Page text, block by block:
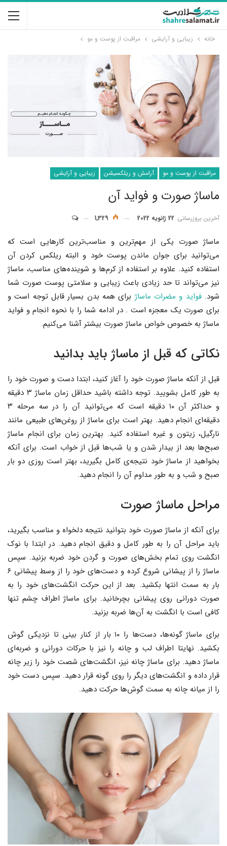
خانه زیبایی و آرایشی مراقبت از پوست و مو
مراقبت از پوست و مو آرامش و ریلکسیشن زیبایی و آرایشی
ماساژ صورت و فواید آن
آخرین بروزرسانی 22 ژانویه 2022 1,329
ماساژ صورت یکی از مهم‌ترین و مناسب‌ترین کارهایی است که
می‌توانید برای جوان ماندن پوست خود و البته ریلکس کردن آن
استفاده کنید. علاوه بر استفاده از کرم‌ها و شوینده‌های مناسب، ماساژ
نیز می‌تواند تا حد زیادی باعث زیبایی و سلامتی پوست صورت شما
شود.فواید و مضرات ماساژ برای همه بدن بسیار قابل توجه است و
برای صورت یک معجزه است . در ادامه شما را با نحوه انجام و فواید
ماساژ به خصوص خواص ماساژ صورت بیشتر آشنا می‌کنیم.
نکاتی که قبل از ماساژ باید بدانید
قبل از آنکه ماساژ صورت خود را آغاز کنید، ابتدا دست و صورت خود را
به طور کامل بشویید. توجه داشته باشید حداقل زمان ماساژ ۳ دقیقه
و حداکثر آن ۱۰ دقیقه است که می‌توانید آن را در سه مرحله ۳
دقیقه‌ای انجام دهید. بهتر است برای ماساژ از روغن‌های طبیعی مانند
نارگیل، زیتون و غیره استفاده کنید. بهترین زمان برای انجام ماساژ
صبح‌ها بعد از بیدار شدن و یا شب‌ها قبل از خواب است. برای آنکه
بخواهید از ماساژ خود نتیجه‌ی کامل بگیرید، بهتر است روزی دو بار
صبح و شب و به طور مداوم آن را انجام دهید.
مراحل ماساژ صورت
برای آنکه از ماساژ صورت خود بتوانید نتیجه دلخواه و مناسب بگیرید،
باید مراحل آن را به طور کامل و دقیق انجام دهید. در ابتدا با نوک
انگشت روی تمام بخش‌های صورت و گردن خود ضربه بزنید. سپس
ماساژ را از پیشانی شروع کرده و دست‌های خود را از وسط پیشانی ۶
بار به سمت انتها بکشید. بعد از این حرکت انگشت‌های خود را به
صورت دورانی روی پیشانی بچرخانید. برای ماساژ اطراف چشم تنها
کافی است با انگشت به آن‌ها ضربه بزنید.
برای ماساژ گونه‌ها، دست‌ها را ۱۰ بار از کنار بینی تا نزدیکی گوش
بکشید. نهایتا اطراف لب و چانه را نیز با حرکات دورانی و ضربه‌ای
ماساژ دهید. برای ماساژ چانه نیز، انگشت‌های شصت خود را زیر چانه
قرار داده و انگشت‌های دیگر را روی گونه قرار دهید. سپس دست خود
را از میانه چانه به سمت گوش‌ها حرکت دهید.